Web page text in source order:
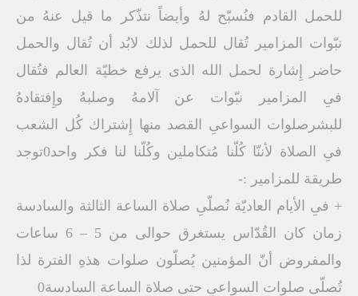
للحمل القادم فنُسبّح لهُ وأيضاً نتذّكر ما قيل عنهُ من
نبّوات المزامير تُقال للحمل لذلك لابُد أن تُقال والحمل
حاضر إِشارة لحمل الله الذى يرفع خطيّة العالم فتُقال
فىِ المزامير نبّوات عن آلامهُ وصلبهُ وإِفتقادهُ
للبشرصلوات السواعىِ القصد منها إِشتراك كُل الشعب
فىِ الصلاة لأننّا كُلّنا مُتكاملين وكُلّنا لنا فكر واحد0توجد
طريقة للمزامير :-
+ فىِ الأيام العاديّة نُصلّىِ صلاة الساعة الثالثة والسادسة
زمان كان القُدّاس يستغرق حوالى من 5 – 6 ساعات
والمفروض أنّ المؤمنين يُصلّون صلوات هذهِ الفترة لذا
تُصلّى صلوات السواعىِ حتى صلاة الساعة السادسة0